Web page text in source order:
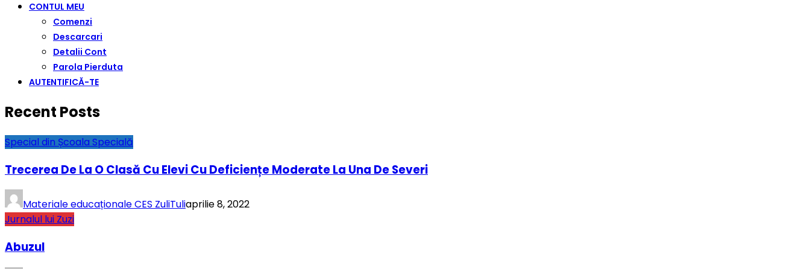
CONTUL MEU
Comenzi
Descarcari
Detalii Cont
Parola Pierduta
AUTENTIFICĂ-TE
Recent Posts
Special din Școala Specială
Trecerea De La O Clasă Cu Elevi Cu Deficiențe Moderate La Una De Severi
Materiale educaționale CES ZuliTuliaprilie 8, 2022
Jurnalul lui Zuzi
Abuzul